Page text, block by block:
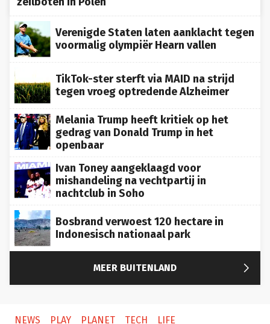
Verenigde Staten laten aanklacht tegen
voormalig olympiër Hearn vallen
TikTok-ster sterft via MAID na strijd
tegen vroeg optredende Alzheimer
Melania Trump heeft kritiek op het
gedrag van Donald Trump in het
openbaar
Ivan Toney aangeklaagd voor
mishandeling na vechtpartij in
nachtclub in Soho
Bosbrand verwoest 120 hectare in
Indonesisch nationaal park
MEER BUITENLAND 
NEWS PLAY PLANET TECH LIFE